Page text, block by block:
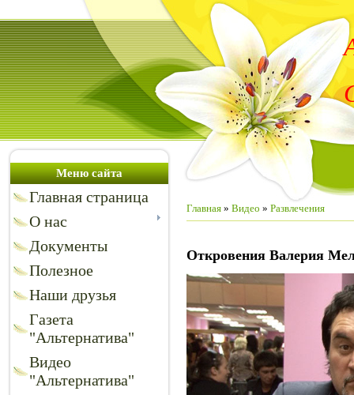
Меню сайта
Главная страница
О нас
Документы
Полезное
Наши друзья
Газета
"Альтернатива"
Видео
"Альтернатива"
Главная » Видео » Развлечения
Откровения Валерия